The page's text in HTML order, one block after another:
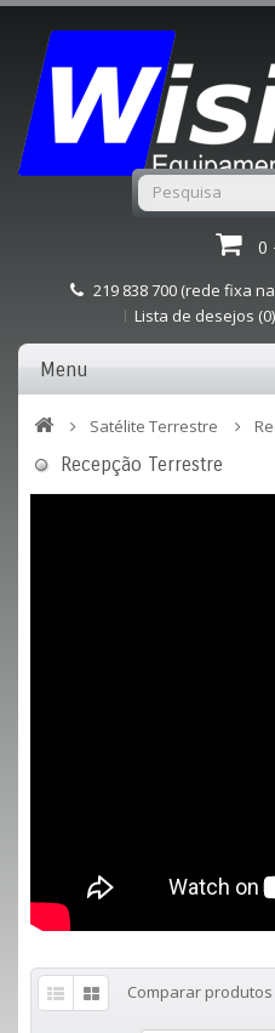
0
219 838 700 (rede fixa
Lista de desejos (0)
Menu
Satélite Terrestre
Recepção Terrestre
Comparar produtos